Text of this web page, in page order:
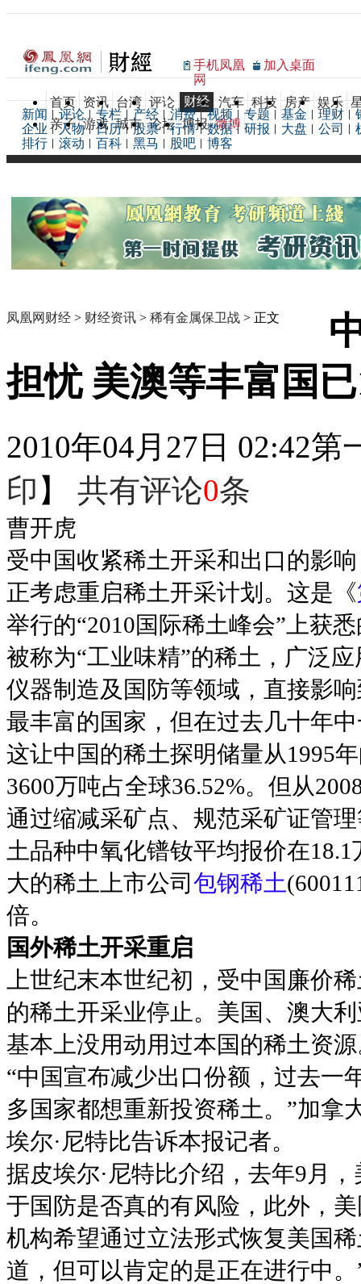
手机凤凰
网
加入桌面
首页 资讯 台湾 评论 财经 汽车 科技 房产 娱乐
亲子 游戏 城市 论坛 博报 微博
新闻 评论 专栏 产经 消费 视频 专题 基金 理财
企业
人物 日历 股票 行情 数据 研报 大盘 公司
排行
滚动 百科 黑马 股吧 博客
凤凰网财经 > 财经资讯 > 稀有金属保卫战 > 正文
担忧 美澳等丰富国
2010年04月27日 02:42第
印 】 共有评论0条
曹开虎
受中国收紧稀土开采和出口的影
正考虑重启稀土开采计划。这是《
举行的“2010国际稀土峰会”上获
被称为“工业味精”的稀土，广泛
仪器制造及国防等领域，直接影
最丰富的国家，但在过去几十年
这让中国的稀土探明储量从1995
3600万吨占全球36.52%。但从
通过缩减采矿点、规范采矿证管
土品种中氧化镨钕平均报价在
大的稀土上市公司 包钢稀土
倍。
国外稀土开采重启
上世纪末本世纪初，受中国廉价
的稀土开采业停止。美国、澳大
基本上没用动用过本国的稀土资
“中国宣布减少出口份额，过去一
多国家都想重新投资稀土。”加拿
埃尔·尼特比告诉本报记者。
据皮埃尔·尼特比介绍，去年9月
于国防是否真的有风险，此外，
机构希望通过立法形式恢复美国
道，但可以肯定的是正在进行中。